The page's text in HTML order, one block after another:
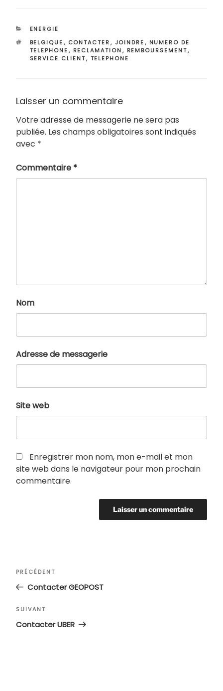
CATÉGORIES
ENERGIE
ÉTIQUETTES
BELGIQUE, CONTACTER, JOINDRE, NUMERO DE
TELEPHONE, RECLAMATION, REMBOURSEMENT,
SERVICE CLIENT, TELEPHONE
Laisser un commentaire
Votre adresse de messagerie ne sera pas
publiée. Les champs obligatoires sont indiqués
avec *
Commentaire *
Nom
Adresse de messagerie
Site web
Enregistrer mon nom, mon e-mail et mon
site web dans le navigateur pour mon prochain
commentaire.
Navigation
l’article
Article
précédent
PRÉCÉDENT
Contacter GEOPOST
Article
suivant
SUIVANT
Contacter UBER